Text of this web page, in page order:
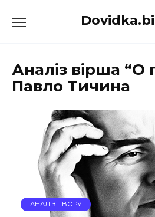
до
Аналіз вірша “О
Павло Тичина
АНАЛІЗ ТВОРУ